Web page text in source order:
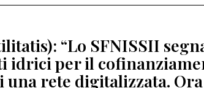
“Lo SFNISSII
idrici per il
una rete digitalizzata.